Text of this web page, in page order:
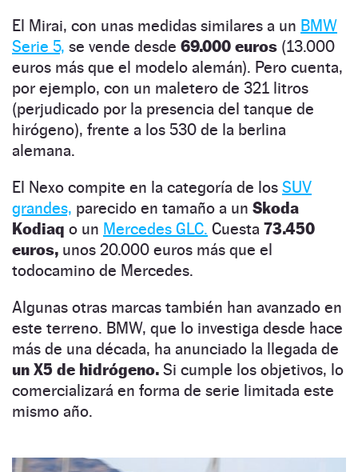
El Mirai, con unas medidas similares a un BMW
Serie 5, se vende desde 69.000 euros (13.000
euros más que el modelo alemán). Pero cuenta,
por ejemplo, con un maletero de 321 litros
(perjudicado por la presencia del tanque de
hirógeno), frente a los 530 de la berlina
alemana.
El Nexo compite en la categoría de los SUV
grandes, parecido en tamaño a un Skoda
Kodiaq o un Mercedes GLC. Cuesta 73.450
euros, unos 20.000 euros más que el
todocamino de Mercedes.
Algunas otras marcas también han avanzado en
este terreno. BMW, que lo investiga desde hace
más de una década, ha anunciado la llegada de
un X5 de hidrógeno. Si cumple los objetivos, lo
comercializará en forma de serie limitada este
mismo año.